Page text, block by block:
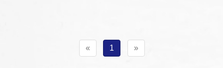
« 1 »